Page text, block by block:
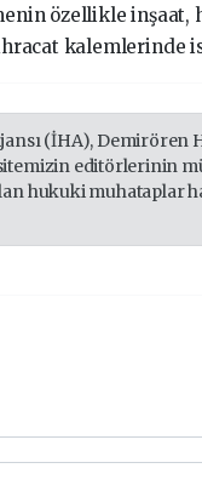
özellikle
ihracat kalemlerinde
(İHA), Demirören
editörlerinin
hukuki muhataplar